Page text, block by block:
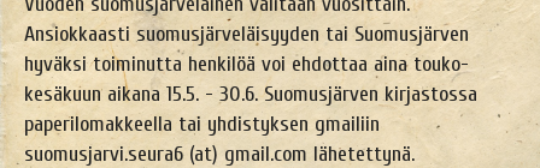
Ansiokkaasti suomusjärveläisyyden tai Suomusjärven
hyväksi toiminutta henkilöä voi ehdottaa aina touko-
kesäkuun aikana 15.5. - 30.6. Suomusjärven kirjastossa
paperilomakkeella tai yhdistyksen gmailiin
suomusjarvi.seura6 (at) gmail.com lähetettynä.